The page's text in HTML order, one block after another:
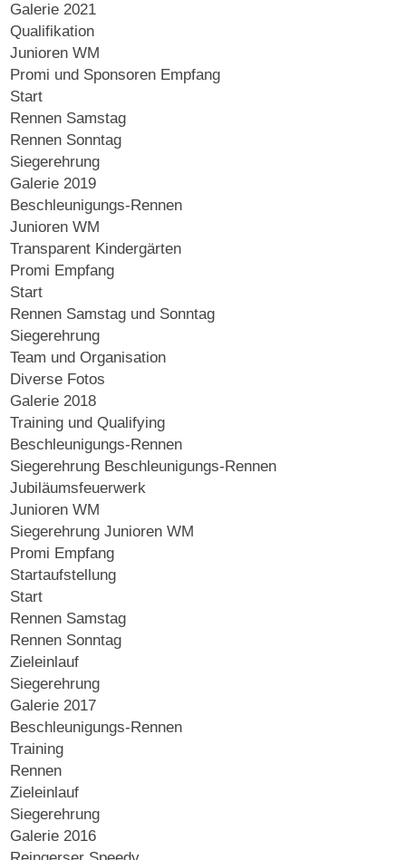
Galerie 2021
Qualifikation
Junioren WM
Promi und Sponsoren Empfang
Start
Rennen Samstag
Rennen Sonntag
Siegerehrung
Galerie 2019
Beschleunigungs-Rennen
Junioren WM
Transparent Kindergärten
Promi Empfang
Start
Rennen Samstag und Sonntag
Siegerehrung
Team und Organisation
Diverse Fotos
Galerie 2018
Training und Qualifying
Beschleunigungs-Rennen
Siegerehrung Beschleunigungs-Rennen
Jubiläumsfeuerwerk
Junioren WM
Siegerehrung Junioren WM
Promi Empfang
Startaufstellung
Start
Rennen Samstag
Rennen Sonntag
Zieleinlauf
Siegerehrung
Galerie 2017
Beschleunigungs-Rennen
Training
Rennen
Zieleinlauf
Siegerehrung
Galerie 2016